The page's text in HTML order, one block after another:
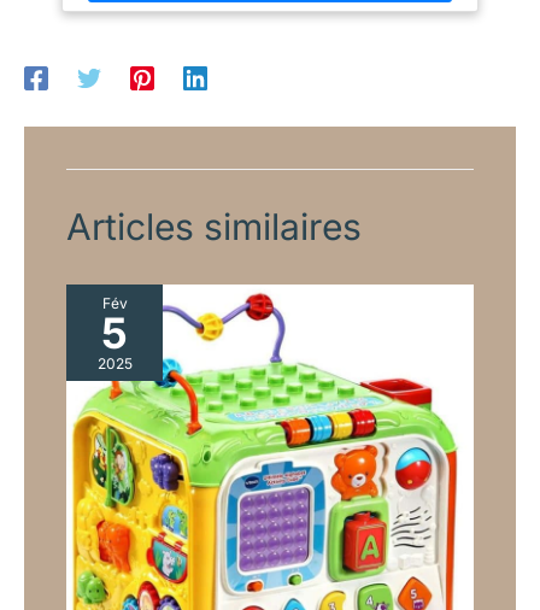
: échelle, rocker ou table tournée pour dessiner et jouer – idéal
Articles similaires
Fév
5
2025